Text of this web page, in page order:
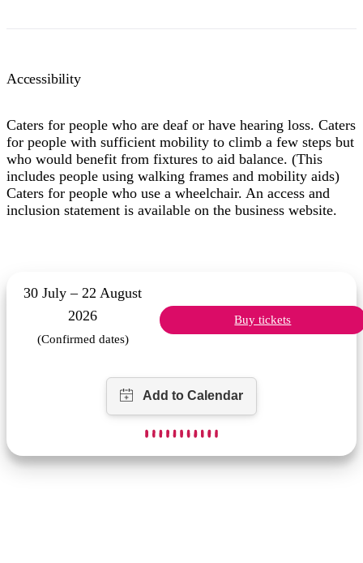
Accessibility
Caters for people who are deaf or have hearing loss. Caters
for people with sufficient mobility to climb a few steps but
who would benefit from fixtures to aid balance. (This
includes people using walking frames and mobility aids)
Caters for people who use a wheelchair. An access and
inclusion statement is available on the business website.
30 July – 22 August
2026
(Confirmed dates)
Buy tickets